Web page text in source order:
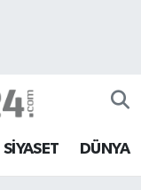
SİYASET DÜNYA